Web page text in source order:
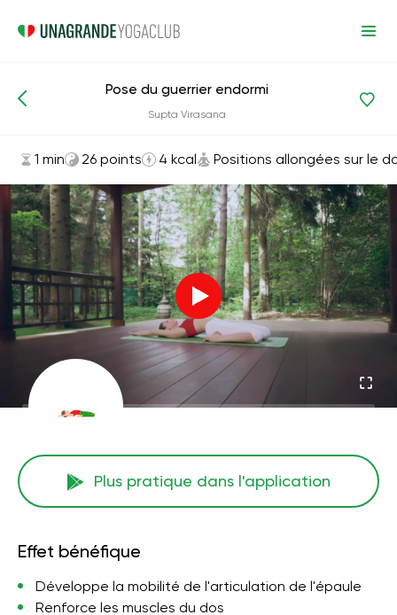
Asanas et exercices Positions allongées sur le dos
Pose du guerrier endormi
Supta Virasana
1 min 26 points 4 kcal Positions allongées sur le
Plus pratique dans l'application
Effet bénéfique
Développe la mobilité de l'articulation de l'épaule
Renforce les muscles du dos